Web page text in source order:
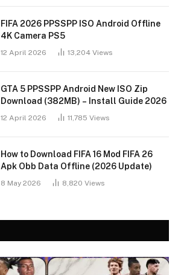
FIFA 2026 PPSSPP ISO Android Offline
4K Camera PS5
12 April 2026 13,204 Views
GTA 5 PPSSPP Android New ISO Zip
Download (382MB) – Install Guide 2026
12 April 2026 11,785 Views
How to Download FIFA 16 Mod FIFA 26
Apk Obb Data Offline (2026 Update)
8 May 2026 8,820 Views